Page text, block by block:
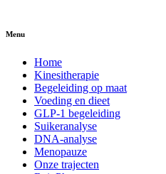
Menu
Home
Kinesitherapie
Begeleiding op maat
Voeding en dieet
GLP-1 begeleiding
Suikeranalyse
DNA-analyse
Menopauze
Onze trajecten